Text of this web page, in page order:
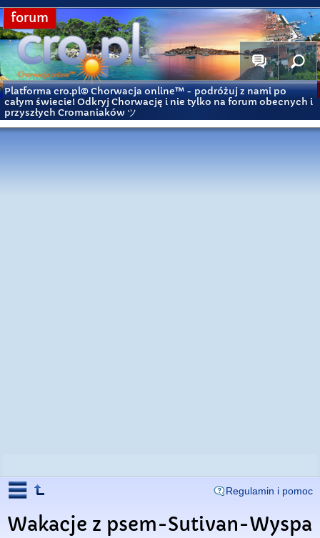
forum
Platforma cro.pl© Chorwacja online™ - podróżuj z nami po
całym świecie! Odkryj Chorwację i nie tylko na forum obecnych i
przyszłych Cromaniaków ツ
Regulamin i pomoc
Wakacje z psem-Sutivan-Wyspa